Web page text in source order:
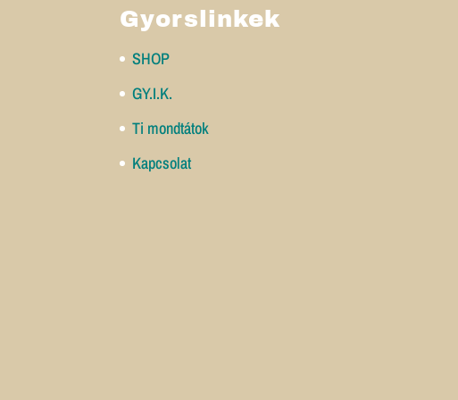
Gyorslinkek
SHOP
GY.I.K.
Ti mondtátok
Kapcsolat